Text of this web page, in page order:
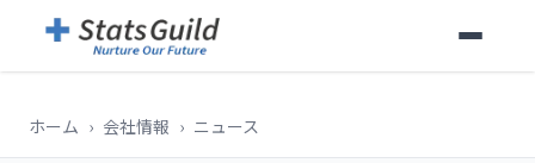
ホーム › 会社情報 › ニュース